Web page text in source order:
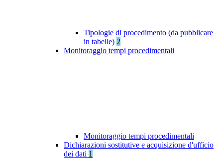
Tipologie di procedimento (da pubblicare
in tabelle) 2
Monitoraggio tempi procedimentali
Monitoraggio tempi procedimentali
Dichiarazioni sostitutive e acquisizione d'ufficio
dei dati 1